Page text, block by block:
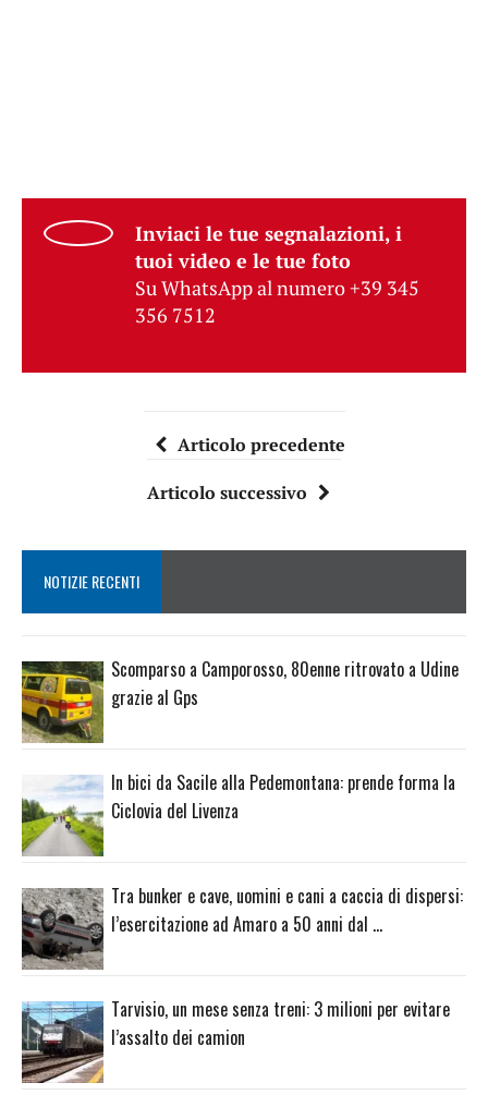
Inviaci le tue segnalazioni, i
tuoi video e le tue foto
Su WhatsApp al numero +39 345
356 7512
Articolo precedente
Articolo successivo
NOTIZIE RECENTI
Scomparso a Camporosso, 80enne ritrovato a Udine
grazie al Gps
In bici da Sacile alla Pedemontana: prende forma la
Ciclovia del Livenza
Tra bunker e cave, uomini e cani a caccia di dispersi:
l’esercitazione ad Amaro a 50 anni dal …
Tarvisio, un mese senza treni: 3 milioni per evitare
l’assalto dei camion